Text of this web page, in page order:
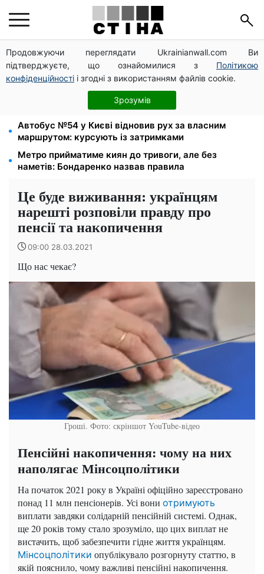
Продовжуючи переглядати Ukrainianwall.com Ви
підтверджуєте, що ознайомилися з Політикою
конфіденційності і згодні з використанням файлів cookie.
Зрозумів
Церковне свято 9 серпня: апостол Матфій, три
суворі заборони Успенського посту та прикмети на
зиму
Середа 12 серпня — найнебезпечніший день тижня:
що можна й не можна робити з 10 до 16 серпня
Автобус №54 у Києві відновив рух за власним
маршрутом: курсують із затримками
Метро прийматиме киян до тривоги, але без
наметів: Бондаренко назвав правила
Це буде виживання: українцям
нарешті розповіли правду про
пенсії та накопичення
09:00 28.03.2021
Що нас чекає?
Гроші. Фото: скріншот YouTube-відео
Пенсійні накопичення: чому на них
наполягає Мінсоцполітики
На початок 2021 року в Україні офіційно зареєстровано
понад 11 млн пенсіонерів. Усі вони отримують
виплати завдяки солідарній пенсійній системі. Однак,
ще 20 років тому стало зрозуміло, що цих виплат не
вистачить, щоб забезпечити гідне життя українцям.
Мінсоцполітики опублікувало розгорнуту статтю, в
якій пояснило, чому важливі пенсійні накопичення.